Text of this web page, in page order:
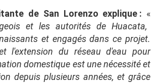
de San Lorenzo explique : «
et les autorités de Huacata,
et engagés dans ce projet.
l'extension du réseau d'eau pour
domestique est une nécessité et
depuis plusieurs années, et grâce